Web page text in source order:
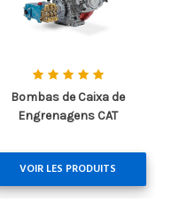
Bombas de Caixa de
Engrenagens CAT
VOIR LES PRODUITS